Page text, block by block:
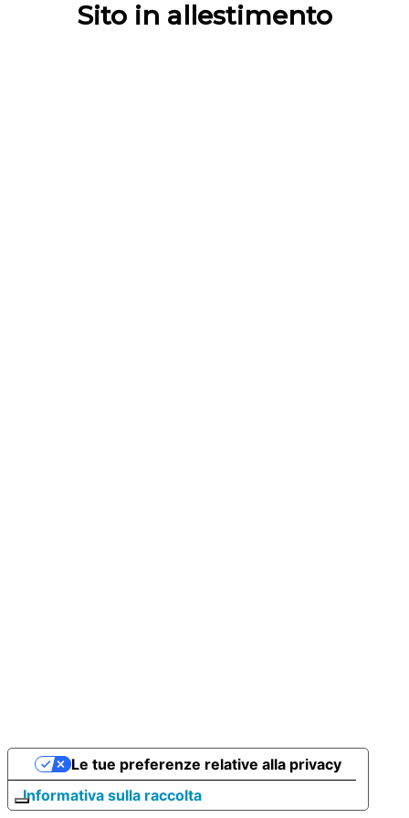
Sito in allestimento
Informativa sulla raccolta
Le tue preferenze relative alla privacy